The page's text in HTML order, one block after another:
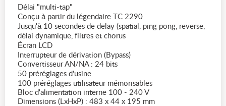
Délai "multi-tap"
Conçu à partir du légendaire TC 2290
Jusqu'à 10 secondes de delay (spatial, ping pong, reverse,
délai dynamique, filtres et chorus
Écran LCD
Interrupteur de dérivation (Bypass)
Convertisseur AN/NA : 24 bits
50 préréglages d'usine
100 préréglages utilisateur mémorisables
Bloc d'alimentation interne 100 - 240 V
Dimensions (LxHxP) : 483 x 44 x 195 mm